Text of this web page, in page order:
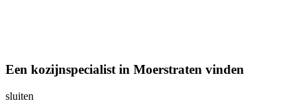
Een kozijnspecialist in Moerstraten vinden
sluiten